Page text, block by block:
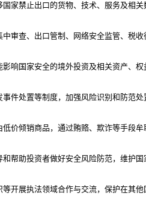
家禁止出口的货物、技术、服务及相
审查、出口管制、网络安全监管、税
响国家安全的境外投资及相关资产、
件处置等制度，加强风险识别和防范处
价倾销商品，通过贿赂、欺诈等手段
帮助投资者做好安全风险防范，维护
开展执法领域合作与交流，保护在其